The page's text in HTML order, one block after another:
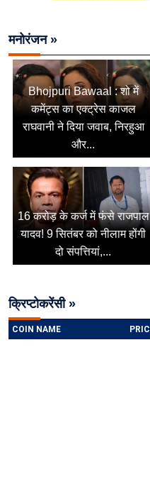
मनोरंजन »
Bhojpuri Bawaal : शो में
कमेंट्स का एक्ट्रेस काजल
राघवानी ने दिया जवाब, निरहुआ
और...
16 करोड़ के कर्ज में फंसे राजपाल
यादव! 9 सितंबर को नीलाम होंगी
दो संपत्तियां,...
क्रिप्टोकरेंसी »